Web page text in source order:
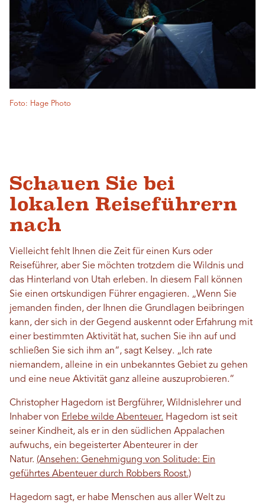
Foto: Hage Photo
Schauen Sie bei
lokalen Reiseführern
nach
Vielleicht fehlt Ihnen die Zeit für einen Kurs oder
Reiseführer, aber Sie möchten trotzdem die Wildnis und
das Hinterland von Utah erleben. In diesem Fall können
Sie einen ortskundigen Führer engagieren. „Wenn Sie
jemanden finden, der Ihnen die Grundlagen beibringen
kann, der sich in der Gegend auskennt oder Erfahrung mit
einer bestimmten Aktivität hat, suchen Sie ihn auf und
schließen Sie sich ihm an“, sagt Kelsey. „Ich rate
niemandem, alleine in ein unbekanntes Gebiet zu gehen
und eine neue Aktivität ganz alleine auszuprobieren.“
Christopher Hagedorn ist Bergführer, Wildnislehrer und
Inhaber von Erlebe wilde Abenteuer. Hagedorn ist seit
seiner Kindheit, als er in den südlichen Appalachen
aufwuchs, ein begeisterter Abenteurer in der
Natur. (Ansehen: Genehmigung von Solitude: Ein
geführtes Abenteuer durch Robbers Roost.)
Hagedorn sagt, er habe Menschen aus aller Welt zu